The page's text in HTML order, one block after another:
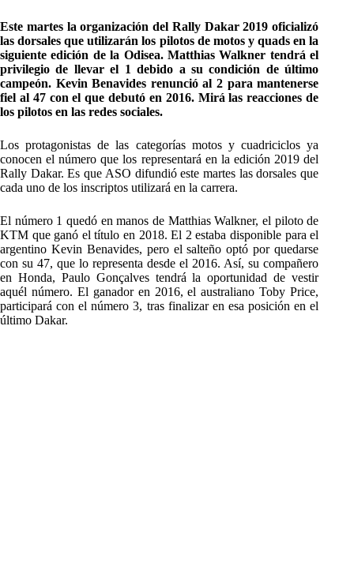
Este martes la organización del Rally Dakar 2019 oficializó
las dorsales que utilizarán los pilotos de motos y quads en la
siguiente edición de la Odisea. Matthias Walkner tendrá el
privilegio de llevar el 1 debido a su condición de último
campeón. Kevin Benavides renunció al 2 para mantenerse
fiel al 47 con el que debutó en 2016. Mirá las reacciones de
los pilotos en las redes sociales.
Los protagonistas de las categorías motos y cuadriciclos ya
conocen el número que los representará en la edición 2019 del
Rally Dakar. Es que ASO difundió este martes las dorsales que
cada uno de los inscriptos utilizará en la carrera.
El número 1 quedó en manos de Matthias Walkner, el piloto de
KTM que ganó el título en 2018. El 2 estaba disponible para el
argentino Kevin Benavides, pero el salteño optó por quedarse
con su 47, que lo representa desde el 2016. Así, su compañero
en Honda, Paulo Gonçalves tendrá la oportunidad de vestir
aquél número. El ganador en 2016, el australiano Toby Price,
participará con el número 3, tras finalizar en esa posición en el
último Dakar.